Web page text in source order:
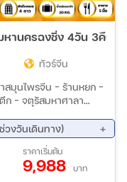
หานครฉงชิ่ง 4วัน 3คืน
ทัวร์จีน
น – ร้านหยก –
- จตุรัสมหาศาลา
งชิ่ง ถนนคนเดิน
วงวันเดินทาง)
.ค. 69 - 19 ส.ค. 69
ส.ค. 69 - 27 ส.ค. 69
ราคาเริ่มต้น
9,988 บาท